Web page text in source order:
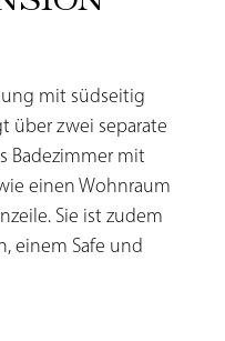
mit südseitig
über zwei separate
Badezimmer mit
einen Wohnraum
Sie ist zudem
einem Safe und